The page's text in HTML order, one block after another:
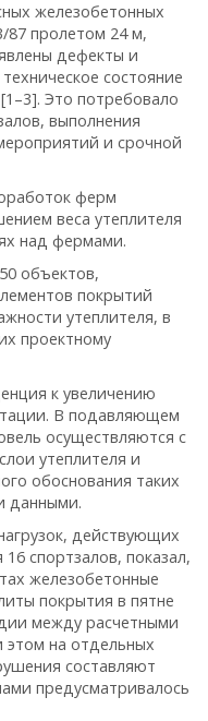
железобетонных
87 пролетом 24 м,
дефекты и
состояние
Это потребовало
выполнения
и срочной
ферм
веса утеплителя
над фермами.
объектов,
покрытий
утеплителя, в
проектному
к увеличению
В подавляющем
осуществляются с
утеплителя и
обоснования таких
данными.
действующих
спортзалов, показал,
железобетонные
покрытия в пятне
между расчетными
на отдельных
составляют
предусматривалось